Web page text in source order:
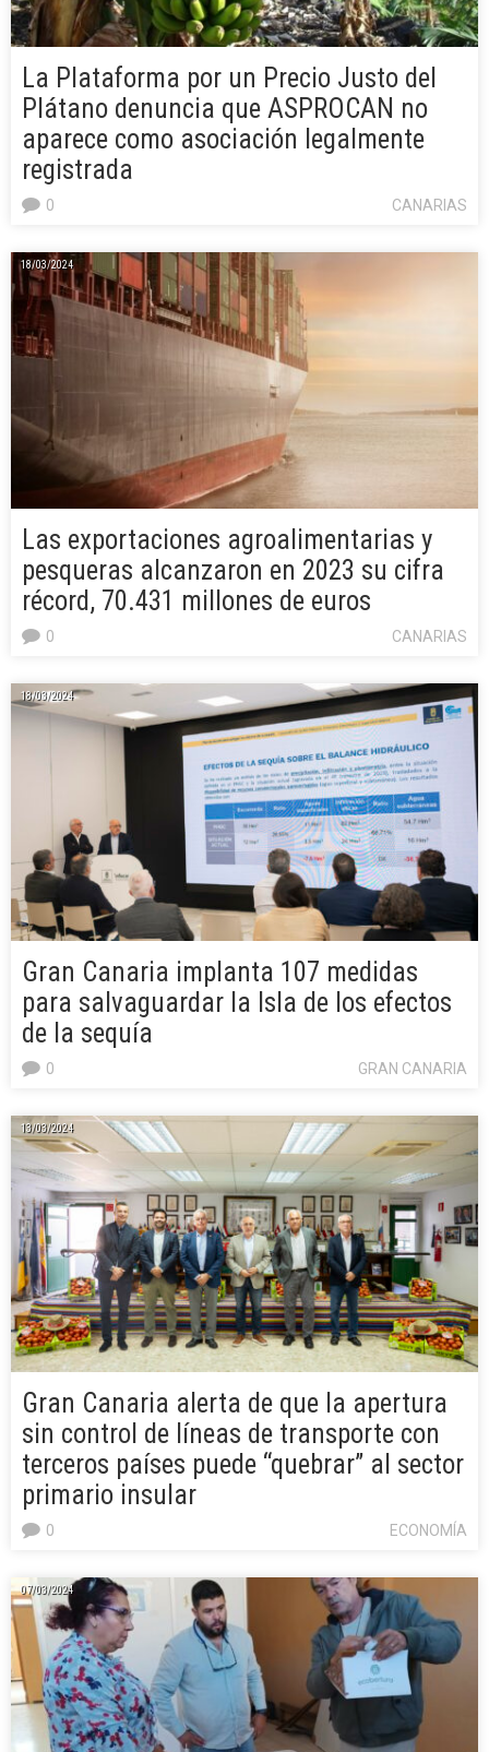
La Plataforma por un Precio Justo del
Plátano denuncia que ASPROCAN no
aparece como asociación legalmente
registrada
CANARIAS
0
18/03/2024
Las exportaciones agroalimentarias y
pesqueras alcanzaron en 2023 su cifra
récord, 70.431 millones de euros
CANARIAS
0
18/03/2024
Gran Canaria implanta 107 medidas
para salvaguardar la Isla de los efectos
de la sequía
GRAN CANARIA
0
13/03/2024
Gran Canaria alerta de que la apertura
sin control de líneas de transporte con
terceros países puede “quebrar” al sector
primario insular
ECONOMÍA
0
07/03/2024